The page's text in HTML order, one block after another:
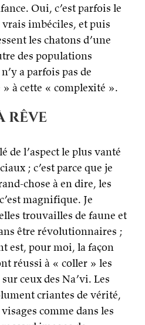
Oui, c’est parfois le
imbéciles, et puis
les chatons d’une
des populations
a parfois pas de
à cette « complexité ».
rêve
de l’aspect le plus vanté
; c’est parce que je
chose à en dire, les
magnifique. Je
trouvailles de faune et
être révolutionnaires ;
est, pour moi, la façon
réussi à « coller » les
ceux des Na’vi. Les
criantes de vérité,
comme dans les